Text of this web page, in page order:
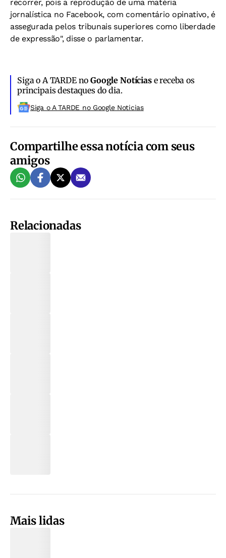
recorrer, pois a reprodução de uma matéria
jornalística no Facebook, com comentário opinativo, é
assegurada pelos tribunais superiores como liberdade
de expressão", disse o parlamentar.
Siga o A TARDE noGoogle Notíciase receba os
principais destaques do dia.
Siga o A TARDE no Google Noticias
Compartilhe essa notícia com seus
amigos
Relacionadas
Mais lidas